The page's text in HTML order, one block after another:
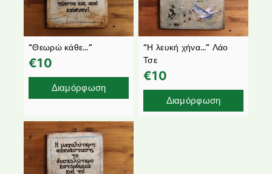
“Θεωρώ κάθε…”
€10
Διαμόρφωση
“Η λευκή χήνα…” Λάο
Τσε
€10
Διαμόρφωση